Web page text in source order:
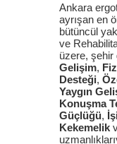
Ankara
ayrışan en
bütüncül
ve
üzere, şehir
Gelişim,
Desteği,
Yaygın
Konuşma
Güçlüğü,
Kekemelik